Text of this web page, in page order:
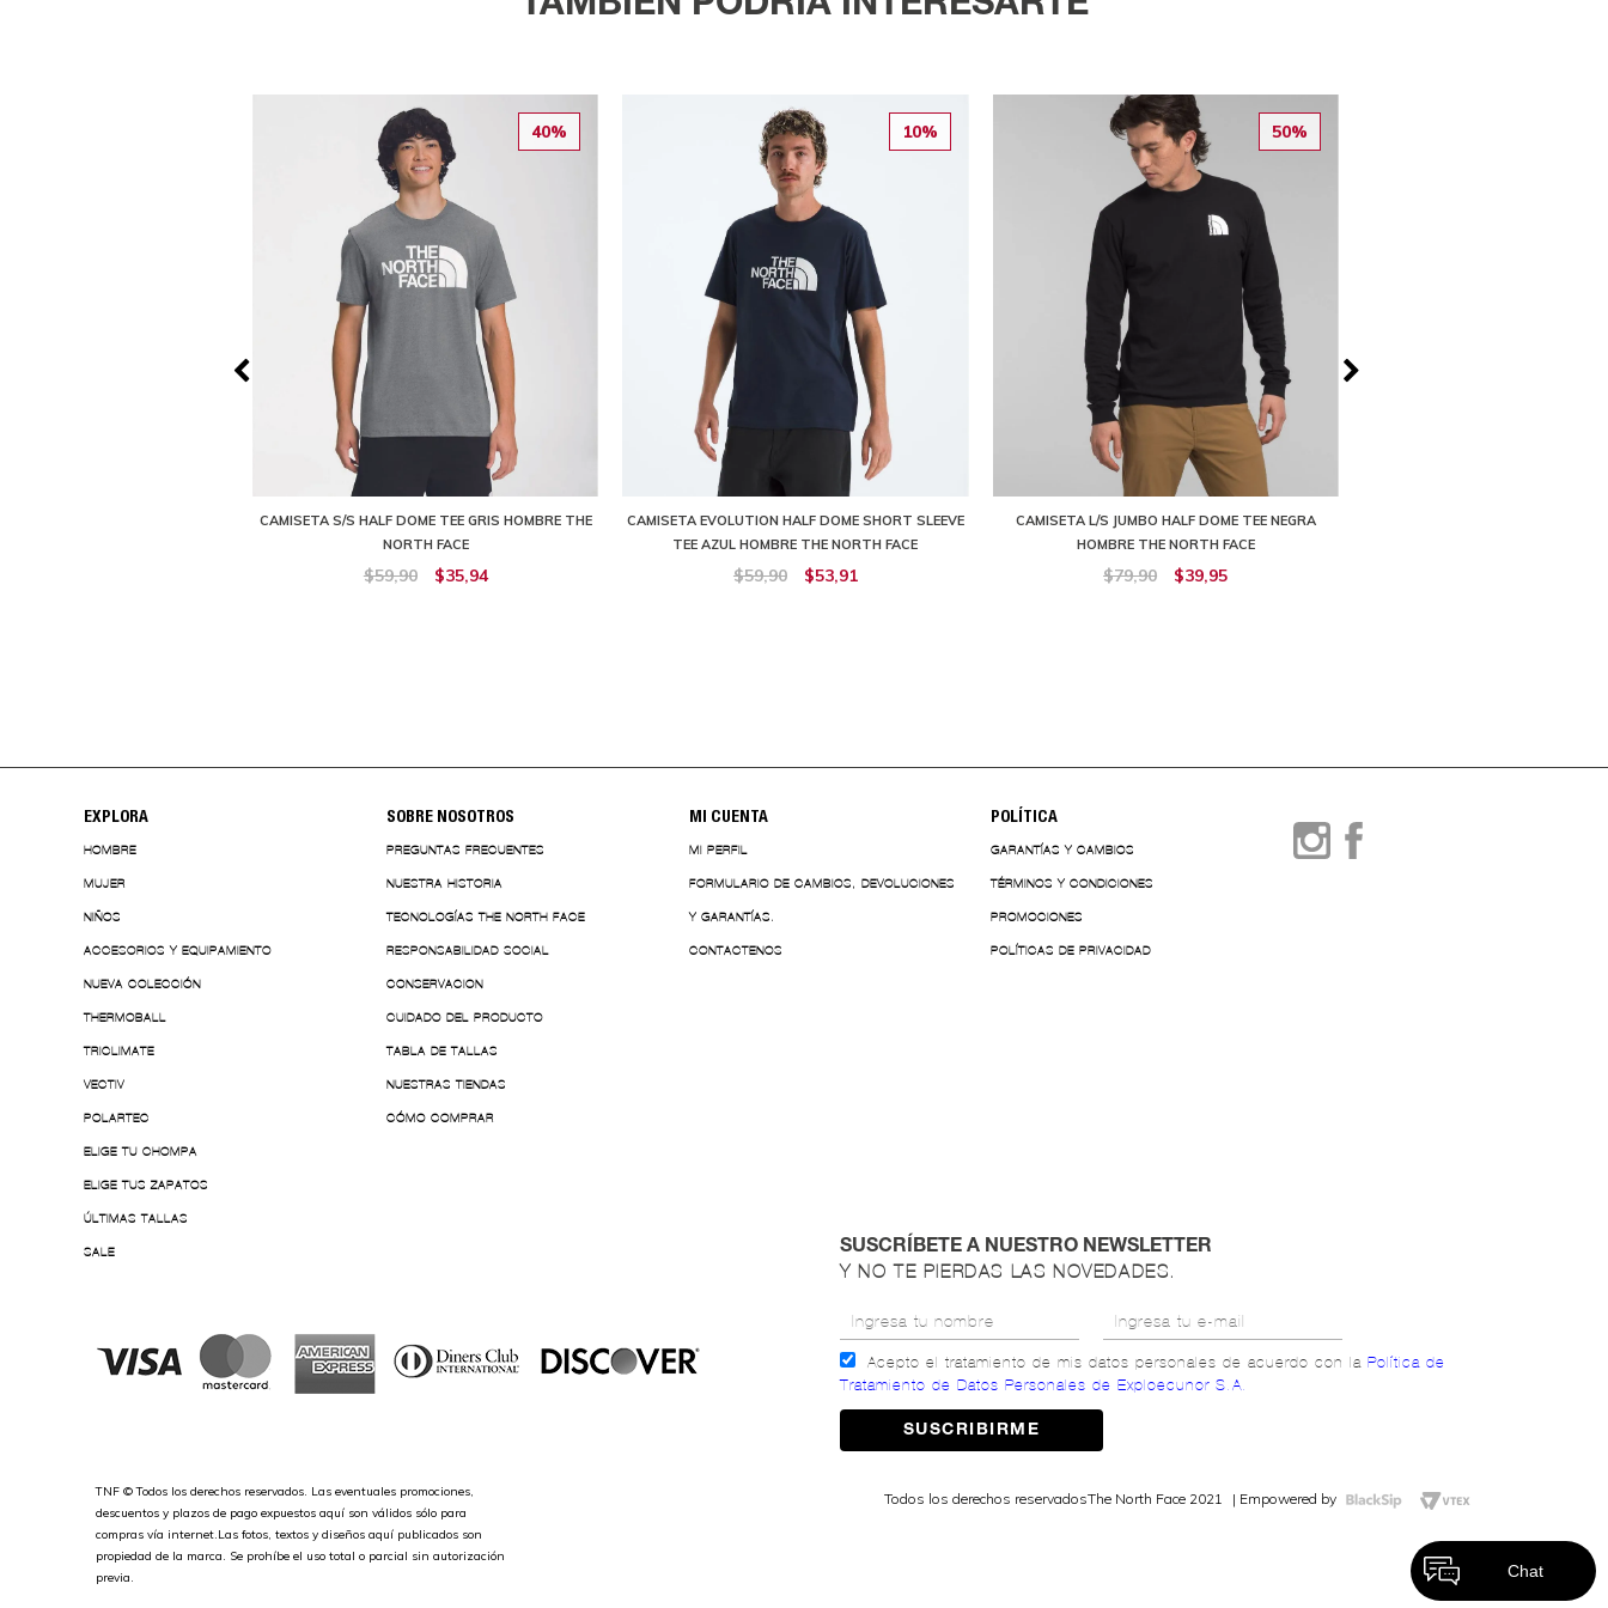
40%
CAMISETA S/S HALF DOME TEE GRIS HOMBRE THE
NORTH FACE
$59,90 $35,94
10%
CAMISETA EVOLUTION HALF DOME SHORT SLEEVE
TEE AZUL HOMBRE THE NORTH FACE
$59,90 $53,91
50%
CAMISETA L/S JUMBO HALF DOME TEE NEGRA
HOMBRE THE NORTH FACE
$79,90 $39,95
EXPLORA
HOMBRE
MUJER
NIÑOS
ACCESORIOS Y EQUIPAMIENTO
NUEVA COLECCIÓN
THERMOBALL
TRICLIMATE
VECTIV
POLARTEC
ELIGE TU CHOMPA
ELIGE TUS ZAPATOS
ÚLTIMAS TALLAS
SALE
SOBRE NOSOTROS
PREGUNTAS FRECUENTES
NUESTRA HISTORIA
TECNOLOGÍAS THE NORTH FACE
RESPONSABILIDAD SOCIAL
CONSERVACION
CUIDADO DEL PRODUCTO
TABLA DE TALLAS
NUESTRAS TIENDAS
CÓMO COMPRAR
MI CUENTA
MI PERFIL
FORMULARIO DE CAMBIOS, DEVOLUCIONES
Y GARANTÍAS.
CONTACTENOS
POLÍTICA
GARANTÍAS Y CAMBIOS
TÉRMINOS Y CONDICIONES
PROMOCIONES
POLÍTICAS DE PRIVACIDAD
TNF © Todos los derechos reservados. Las eventuales promociones,
descuentos y plazos de pago expuestos aquí son válidos sólo para
compras vía internet.Las fotos, textos y diseños aquí publicados son
propiedad de la marca. Se prohíbe el uso total o parcial sin autorización
previa.
SUSCRÍBETE A NUESTRO NEWSLETTER
Y NO TE PIERDAS LAS NOVEDADES.
Acepto el tratamiento de mis datos personales de acuerdo con la Política de
Tratamiento de Datos Personales de Exploecunor S.A.
Todos los derechos reservadosThe North Face 2021 Empowered by
Chat